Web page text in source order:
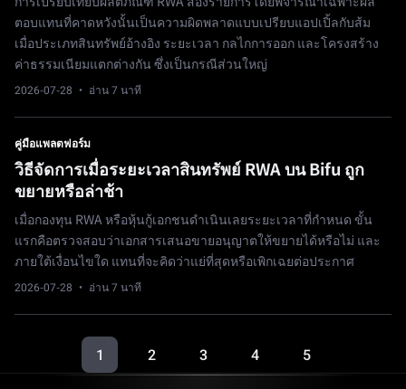
ตอบแทนที่คาดหวังนั้นเป็นความผิดพลาดแบบเปรียบแอปเปิ้ลกับส้ม
เมื่อประเภทสินทรัพย์อ้างอิง ระยะเวลา กลไกการออก และโครงสร้าง
ค่าธรรมเนียมแตกต่างกัน ซึ่งเป็นกรณีส่วนใหญ่
2026-07-28 · อ่าน 7 นาที
คู่มือแพลตฟอร์ม
วิธีจัดการเมื่อระยะเวลาสินทรัพย์ RWA บน Bifu ถูก
ขยายหรือล่าช้า
เมื่อกองทุน RWA หรือหุ้นกู้เอกชนดำเนินเลยระยะเวลาที่กำหนด ขั้น
แรกคือตรวจสอบว่าเอกสารเสนอขายอนุญาตให้ขยายได้หรือไม่ และ
ภายใต้เงื่อนไขใด แทนที่จะคิดว่าแย่ที่สุดหรือเพิกเฉยต่อประกาศ
2026-07-28 · อ่าน 7 นาที
1 2 3 4 5